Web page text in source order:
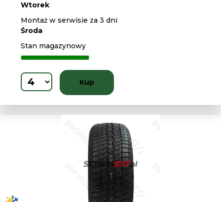
Wtorek
Montaż w serwisie za 3 dni
Środa
Stan magazynowy
Kup